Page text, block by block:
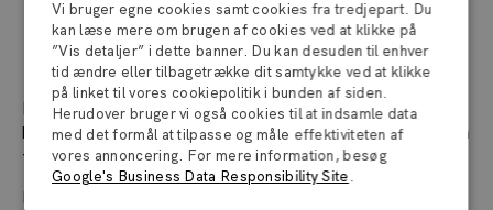
Leder: Hjælp medarbejderne, så de
kan følge med
Det er afgørende, at du prioriterer klar og effektiv
kommunikation, når du skal lede dine medarbejdere gennem
forandringer og eksponentiel vækst.
Konkret kan du:
Vi bruger egne cookies samt cookies fra tredjepart. Du
kan læse mere om brugen af cookies ved at klikke på
”Vis detaljer” i dette banner. Du kan desuden til enhver
tid ændre eller tilbagetrække dit samtykke ved at klikke
på linket til vores cookiepolitik i bunden af siden.
Herudover bruger vi også cookies til at indsamle data
med det formål at tilpasse og måle effektiviteten af
vores annoncering. For mere information, besøg
Google's Business Data Responsibility Site.